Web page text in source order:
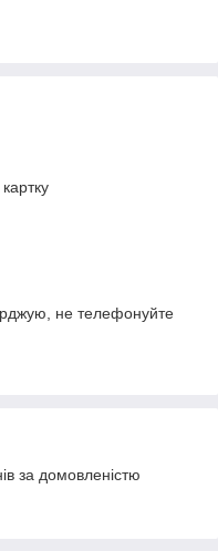
не телефонуйте
за домовленістю